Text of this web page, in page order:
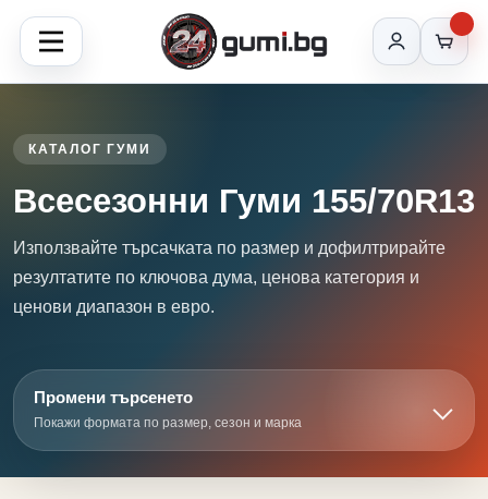
КАТАЛОГ ГУМИ
Всесезонни Гуми 155/70R13
Използвайте търсачката по размер и дофилтрирайте
резултатите по ключова дума, ценова категория и
ценови диапазон в евро.
Промени търсенето
Покажи формата по размер, сезон и марка